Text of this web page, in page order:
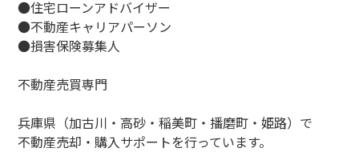
●住宅ローンアドバイザー
●不動産キャリアパーソン
●損害保険募集人
不動産売買専門
兵庫県（加古川・高砂・稲美町・播磨町・姫路）で
不動産売却・購入サポートを行っています。